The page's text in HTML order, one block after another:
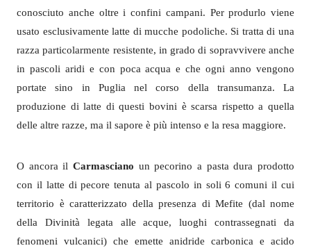
conosciuto anche oltre i confini campani. Per produrlo viene
usato esclusivamente latte di mucche podoliche. Si tratta di una
razza particolarmente resistente, in grado di sopravvivere anche
in pascoli aridi e con poca acqua e che ogni anno vengono
portate sino in Puglia nel corso della transumanza. La
produzione di latte di questi bovini è scarsa rispetto a quella
delle altre razze, ma il sapore è più intenso e la resa maggiore.
O ancora il Carmasciano un pecorino a pasta dura prodotto
con il latte di pecore tenuta al pascolo in soli 6 comuni il cui
territorio è caratterizzato della presenza di Mefite (dal nome
della Divinità legata alle acque, luoghi contrassegnati da
fenomeni vulcanici) che emette anidride carbonica e acido